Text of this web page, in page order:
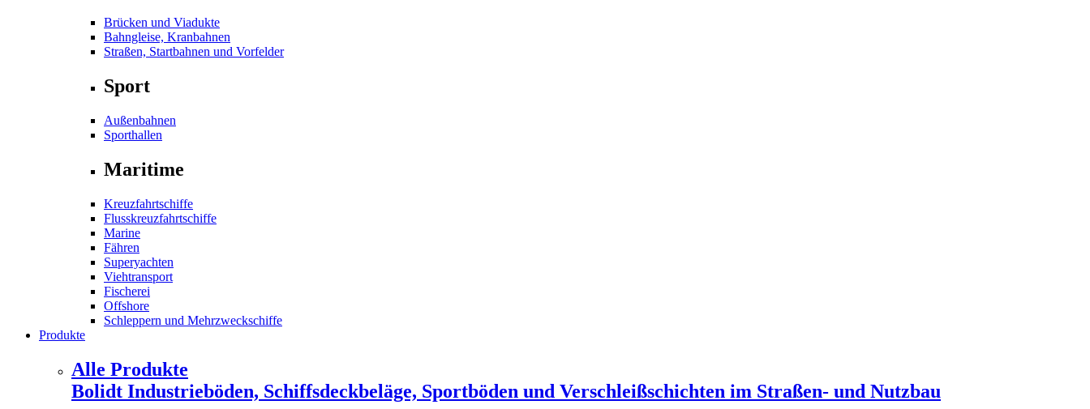
Brücken und Viadukte
Bahngleise, Kranbahnen
Straßen, Startbahnen und Vorfelder
Sport
Außenbahnen
Sporthallen
Maritime
Kreuzfahrtschiffe
Flusskreuzfahrtschiffe
Marine
Fähren
Superyachten
Viehtransport
Fischerei
Offshore
Schleppern und Mehrzweckschiffe
Produkte
Alle Produkte
Bolidt Industrieböden, Schiffsdeckbeläge, Sportböden und Verschleißschichten im Straßen- und Nutzbau